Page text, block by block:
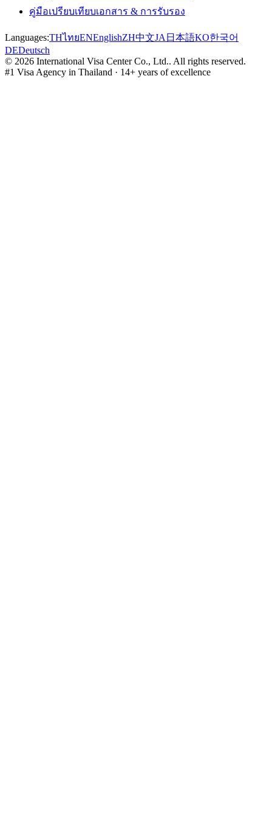
คู่มือเปรียบเทียบเอกสาร & การรับรอง
Languages:THไทยENEnglishZH中文JA 日本語KO한국어
DEDeutsch
© 2026 International Visa Center Co., Ltd.. All rights reserved.
#1 Visa Agency in Thailand · 14+ years of excellence